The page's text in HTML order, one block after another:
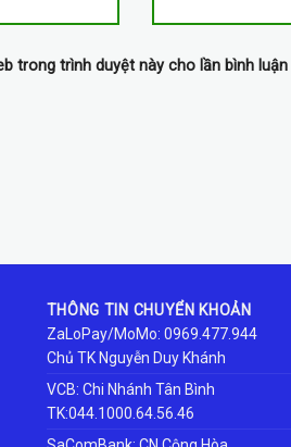
trong trình duyệt này cho lần bình
THÔNG TIN CHUYỂN KHOẢN
ZaLoPay/MoMo: 0969.477.944
Chủ TK Nguyễn Duy Khánh
VCB: Chi Nhánh Tân Bình
TK:044.1000.64.56.46